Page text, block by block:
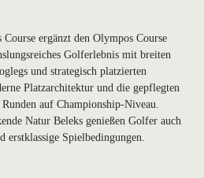
ergänzt den Olympos Course
Golferlebnis mit breiten
und strategisch platzierten
Platzarchitektur und die gepflegten
auf Championship-Niveau.
Natur Beleks genießen Golfer auch
Spielbedingungen.